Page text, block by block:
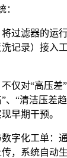
：
过滤器的运
记录）接入
仅对“高压差
、“清洁压差
早期干预。
字化工单：
，系统自动